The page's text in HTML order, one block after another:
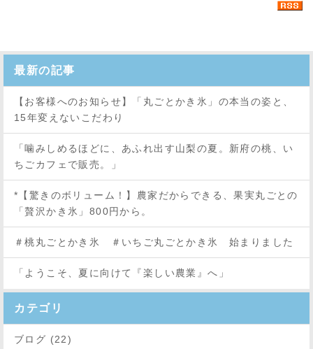
最新の記事
【お客様へのお知らせ】「丸ごとかき氷」の本当の姿と、
15年変えないこだわり
「噛みしめるほどに、あふれ出す山梨の夏。新府の桃、い
ちごカフェで販売。」
*【驚きのボリューム！】農家だからできる、果実丸ごとの
「贅沢かき氷」800円から。
＃桃丸ごとかき氷 ＃いちご丸ごとかき氷 始まりました
「ようこそ、夏に向けて『楽しい農業』へ」
カテゴリ
ブログ (22)